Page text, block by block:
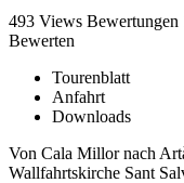
493 Views Bewertungen
Bewerten
Tourenblatt
Anfahrt
Downloads
Von Cala Millor nach
Wallfahrtskirche Sant